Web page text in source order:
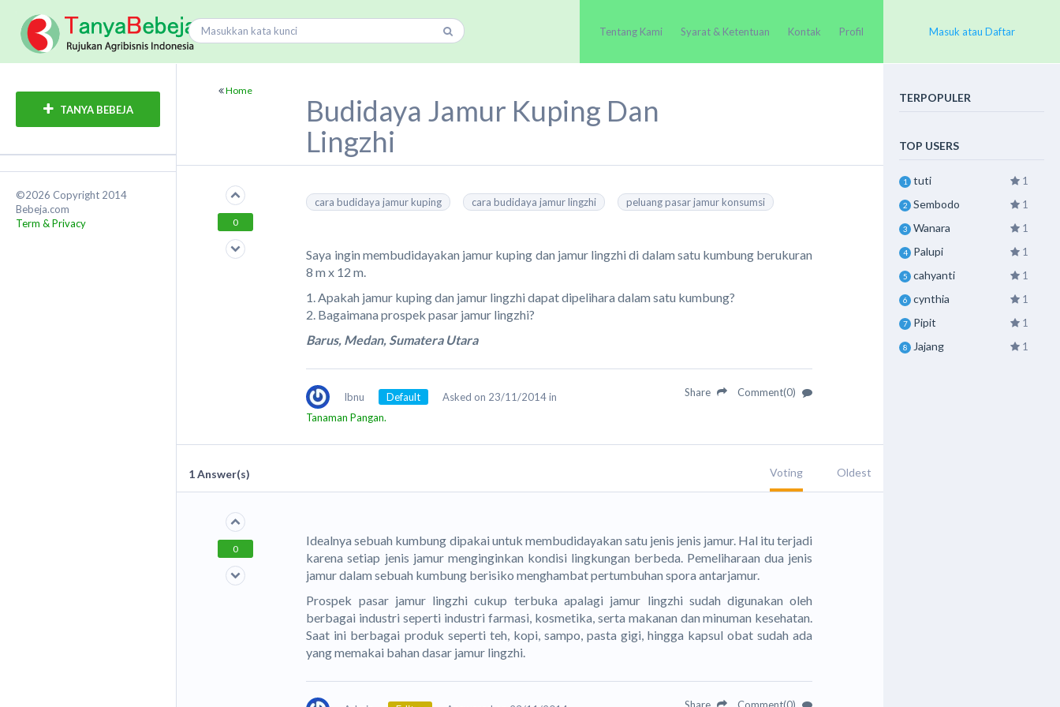
Tentang Kami Syarat & Ketentuan Kontak Profil Masuk atau Daftar
TANYA BEBEJA
©2026 Copyright 2014
Bebeja.com
Term & Privacy
Home
Budidaya Jamur Kuping Dan
Lingzhi
0
cara budidaya jamur kuping cara budidaya jamur lingzhi peluang pasar jamur konsumsi
Saya ingin membudidayakan jamur kuping dan jamur lingzhi di dalam satu kumbung berukuran
8 m x 12 m.
1. Apakah jamur kuping dan jamur lingzhi dapat dipelihara dalam satu kumbung?
2. Bagaimana prospek pasar jamur lingzhi?
Barus, Medan, Sumatera Utara
Ibnu Default
Asked on 23/11/2014 in
Tanaman Pangan.
Share Comment(0)
1Answer(s) Voting Oldest
0
Idealnya sebuah kumbung dipakai untuk membudidayakan satu jenis jenis jamur. Hal itu terjadi
karena setiap jenis jamur menginginkan kondisi lingkungan berbeda. Pemeliharaan dua jenis
jamur dalam sebuah kumbung berisiko menghambat pertumbuhan spora antarjamur.
Prospek pasar jamur lingzhi cukup terbuka apalagi jamur lingzhi sudah digunakan oleh
berbagai industri seperti industri farmasi, kosmetika, serta makanan dan minuman kesehatan.
Saat ini berbagai produk seperti teh, kopi, sampo, pasta gigi, hingga kapsul obat sudah ada
yang memakai bahan dasar jamur lingzhi.
Share Comment(0)
TERPOPULER
TOP USERS
1 tuti 1
2 Sembodo 1
3 Wanara 1
4 Palupi 1
5 cahyanti 1
6 cynthia 1
7 Pipit 1
8 Jajang 1